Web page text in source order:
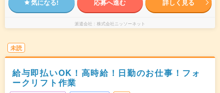
気になる! 応募へ進む 詳しく見る
派遣会社 株式会社ニッソーネット
未読
給与即払いOK！高時給！日勤のお仕事！フォ
ークリフト作業